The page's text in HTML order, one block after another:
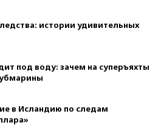
истории удивительных
под воду: зачем на суперъяхты
в Исландию по следам